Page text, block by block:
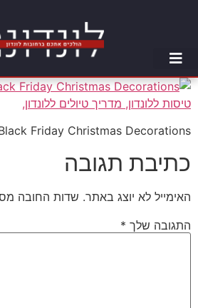
Friday Christmas Decorations
כתיבת תגובה
האימייל לא יוצג באתר. שדות החובה
התגובה שלך *